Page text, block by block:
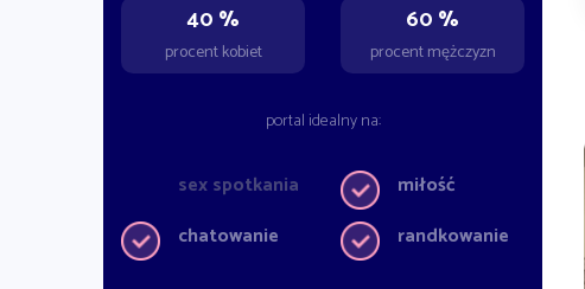
40 %
procent kobiet
60 %
procent mężczyzn
portal idealny na:
sex spotkania
chatowanie
miłość
randkowanie